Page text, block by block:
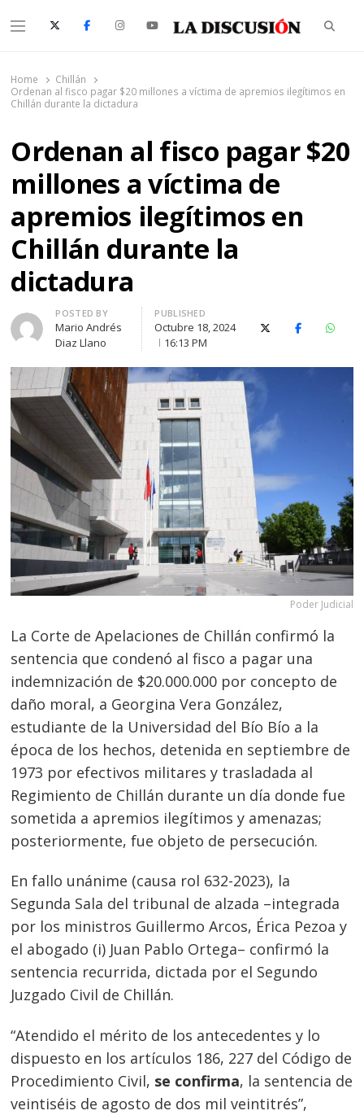
Menu
Home
Chillán
Ordenan al fisco pagar $20 millones a víctima de apremios ilegítimos en
Chillán durante la dictadura
Ordenan al fisco pagar $20
millones a víctima de
apremios ilegítimos en
Chillán durante la
dictadura
Author
POSTED BY
Mario Andrés
Diaz Llano
PUBLISHED
Octubre 18, 2024
16:13 PM
X (Twitter)Facebook
Poder Judicial
La Corte de Apelaciones de Chillán confirmó la
sentencia que condenó al fisco a pagar una
indemnización de $20.000.000 por concepto de
daño moral, a Georgina Vera González,
estudiante de la Universidad del Bío Bío a la
época de los hechos, detenida en septiembre de
1973 por efectivos militares y trasladada al
Regimiento de Chillán durante un día donde fue
sometida a apremios ilegítimos y amenazas;
posteriormente, fue objeto de persecución.
En fallo unánime (causa rol 632-2023), la
Segunda Sala del tribunal de alzada –integrada
por los ministros Guillermo Arcos, Érica Pezoa y
el abogado (i) Juan Pablo Ortega– confirmó la
sentencia recurrida, dictada por el Segundo
Juzgado Civil de Chillán.
“Atendido el mérito de los antecedentes y lo
dispuesto en los artículos 186, 227 del Código de
Procedimiento Civil, se confirma, la sentencia de
veintiséis de agosto de dos mil veintitrés”,